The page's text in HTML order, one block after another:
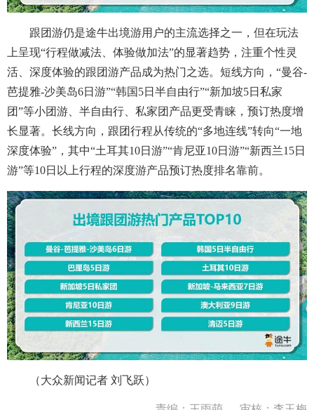
跟团游仍是途牛出境游用户的主流选择之一，但在玩法
上呈现“行程做减法、体验做加法”的显著趋势，注重个性灵
活、深度体验的跟团游产品成为热门之选。短线方向，“曼谷-
芭提雅-沙美岛6日游”“韩国5日半自由行”“新加坡5日私家
团”等小团游、半自由行、私家团产品更受青睐，预订热度增
长显著。长线方向，跟团行程从传统的“多地连线”转向“一地
深度体验”，其中“土耳其10日游”“肯尼亚10日游”“新西兰15日
游”等10日以上行程的深度游产品预订热度排名靠前。
（大众新闻记者 刘飞跃）